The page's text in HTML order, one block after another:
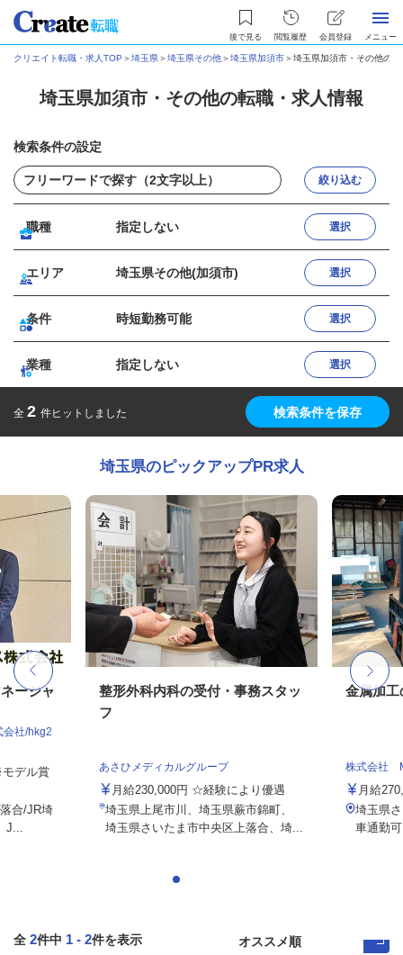
後で見る 閲覧履歴 会員登録 メニュー
クリエイト転職・求人TOP ＞埼玉県＞埼玉県その他＞埼玉県加須市＞埼玉県加須市・その他の
埼玉県加須市・その他の転職・求人情報
検索条件の設定
絞り込む
職種 指定しない 選択
エリア 埼玉県その他(加須市) 選択
条件 時短勤務可能 選択
業種 指定しない 選択
全 2 件ヒットしました 検索条件を保存
埼玉県のピックアップPR求人
ージャ
社/hkg2
デル賞
合/JR埼
整形外科内科の受付・事務スタッ
フ
あさひメディカルグループ
月給230,000円 ☆経験により優遇
埼玉県上尾市川、埼玉県蕨市錦町、
埼玉県さいたま市中央区上落合、埼...
金属加工
株式会社
月給
埼玉県
車通勤
全 2件中 1 - 2件を表示